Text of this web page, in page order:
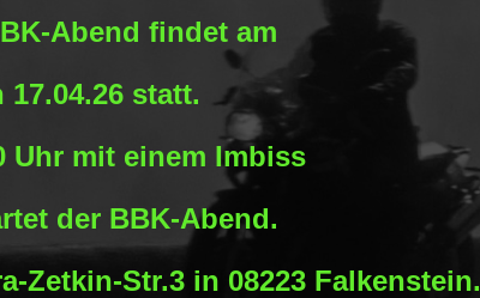
Abend findet am
statt.
Uhr mit einem Imbiss
der BBK-Abend.
Zetkin-Str.3 in 08223 Falkenstein.